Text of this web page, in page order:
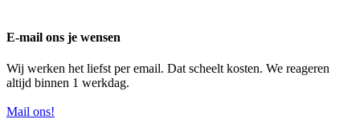
E-mail ons je wensen
Wij werken het liefst per email. Dat scheelt kosten. We reageren
altijd binnen 1 werkdag.
Mail ons!